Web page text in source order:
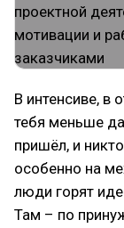
В интенсиве, в
тебя меньше
пришёл, и
особенно на
люди горят
Там – по